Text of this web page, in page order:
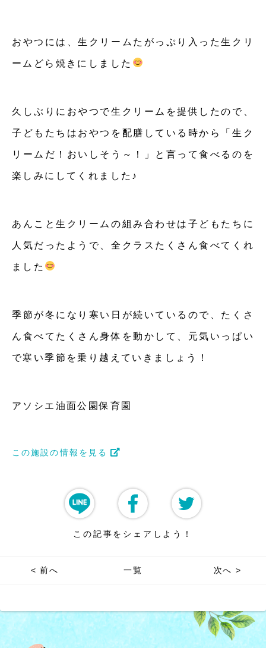
おやつには、生クリームたがっぷり入った生クリ
ームどら焼きにしました
久しぶりにおやつで生クリームを提供したので、
子どもたちはおやつを配膳している時から「生ク
リームだ！おいしそう～！」と言って食べるのを
楽しみにしてくれました♪
あんこと生クリームの組み合わせは子どもたちに
人気だったようで、全クラスたくさん食べてくれ
ました
季節が冬になり寒い日が続いているので、たくさ
ん食べてたくさん身体を動かして、元気いっぱい
で寒い季節を乗り越えていきましょう！
アソシエ油面公園保育園
この施設の情報を見る
この記事をシェアしよう！
< 前へ 一覧 次へ >